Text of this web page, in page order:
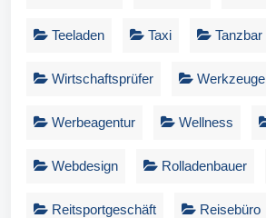
Teeladen Taxi Tanzbar
Wirtschaftsprüfer Werkzeuge
Werbeagentur Wellness
Webdesign Rolladenbauer
Reitsportgeschäft Reisebüro